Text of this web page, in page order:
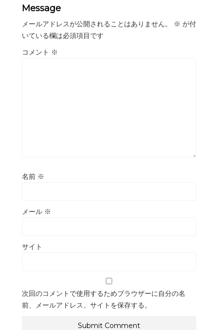
Message
メールアドレスが公開されることはありません。 ※ が付
いている欄は必須項目です
コメント ※
名前 ※
メール ※
サイト
次回のコメントで使用するためブラウザーに自分の名
前、メールアドレス、サイトを保存する。